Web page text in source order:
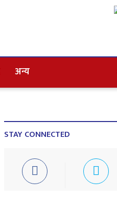
अन्य
STAY CONNECTED